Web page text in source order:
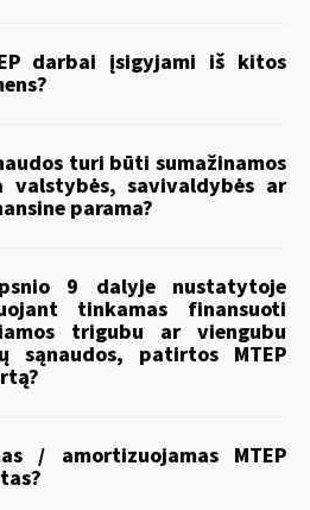
darbai įsigyjami iš kitos
turi būti sumažinamos
valstybės, savivaldybės ar
parama?
9 dalyje nustatytoje
tinkamas finansuoti
trigubu ar viengubu
sąnaudos, patirtos MTEP
/ amortizuojamas MTEP